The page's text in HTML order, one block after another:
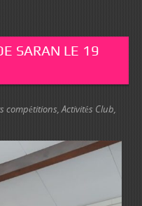
SARAN LE 19
compétitions Activités Club